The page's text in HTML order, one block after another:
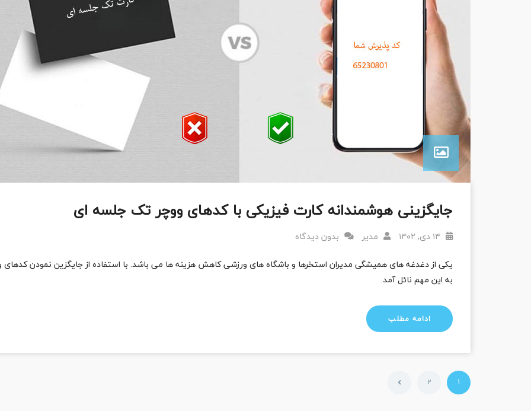
جایگزینی هوشمندانه کارت فیزیکی با کدهای ووچر تک جلسه ای
مدیر
بدون دیدگاه
یکی از دغدغه های همیشگی مدیران استخرها و باشگاه های ورزشی کاهش هزینه ها می باشد. با استفاده از جایگزین نمودن
به این مهم نائل آمد.
ادامه مطلب
1
2